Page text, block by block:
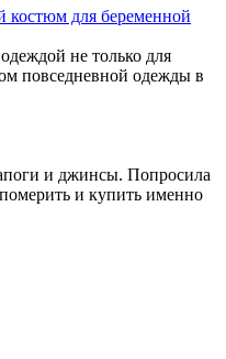
костюм для беременной
не только для
повседневной одежды в
и джинсы. Попросила
и купить именно